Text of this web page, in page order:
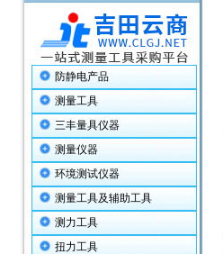
防静电产品
测量工具
三丰量具仪器
测量仪器
环境测试仪器
测量工具及辅助工具
测力工具
扭力工具